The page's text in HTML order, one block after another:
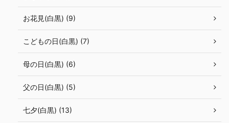
お花見(白黒) (9)
こどもの日(白黒) (7)
母の日(白黒) (6)
父の日(白黒) (5)
七夕(白黒) (13)